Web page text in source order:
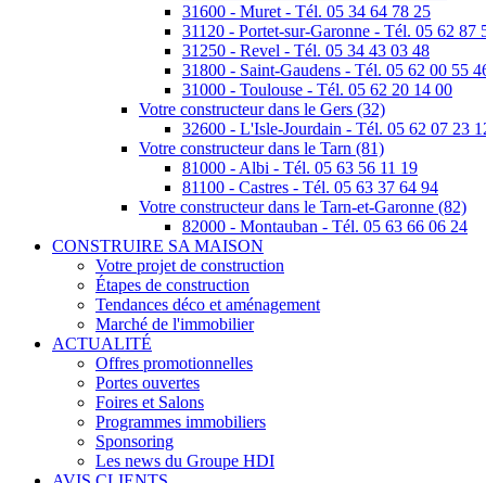
31600 - Muret - Tél. 05 34 64 78 25
31120 - Portet-sur-Garonne - Tél. 05 62 87
31250 - Revel - Tél. 05 34 43 03 48
31800 - Saint-Gaudens - Tél. 05 62 00 55
31000 - Toulouse - Tél. 05 62 20 14 00
Votre constructeur dans le Gers (32)
32600 - L'Isle-Jourdain - Tél. 05 62 07 23
Votre constructeur dans le Tarn (81)
81000 - Albi - Tél. 05 63 56 11 19
81100 - Castres - Tél. 05 63 37 64 94
Votre constructeur dans le Tarn-et-Garonne (82)
82000 - Montauban - Tél. 05 63 66 06 24
CONSTRUIRE SA MAISON
Votre projet de construction
Étapes de construction
Tendances déco et aménagement
Marché de l'immobilier
ACTUALITÉ
Offres promotionnelles
Portes ouvertes
Foires et Salons
Programmes immobiliers
Sponsoring
Les news du Groupe HDI